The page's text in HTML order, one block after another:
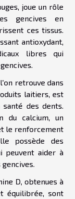
joue un rôle
gencives en
ces tissus.
antioxydant,
libres qui
retrouve dans
laitiers, est
des dents.
du calcium, un
le renforcement
possède des
peuvent aider à
D, obtenues à
équilibrée, sont